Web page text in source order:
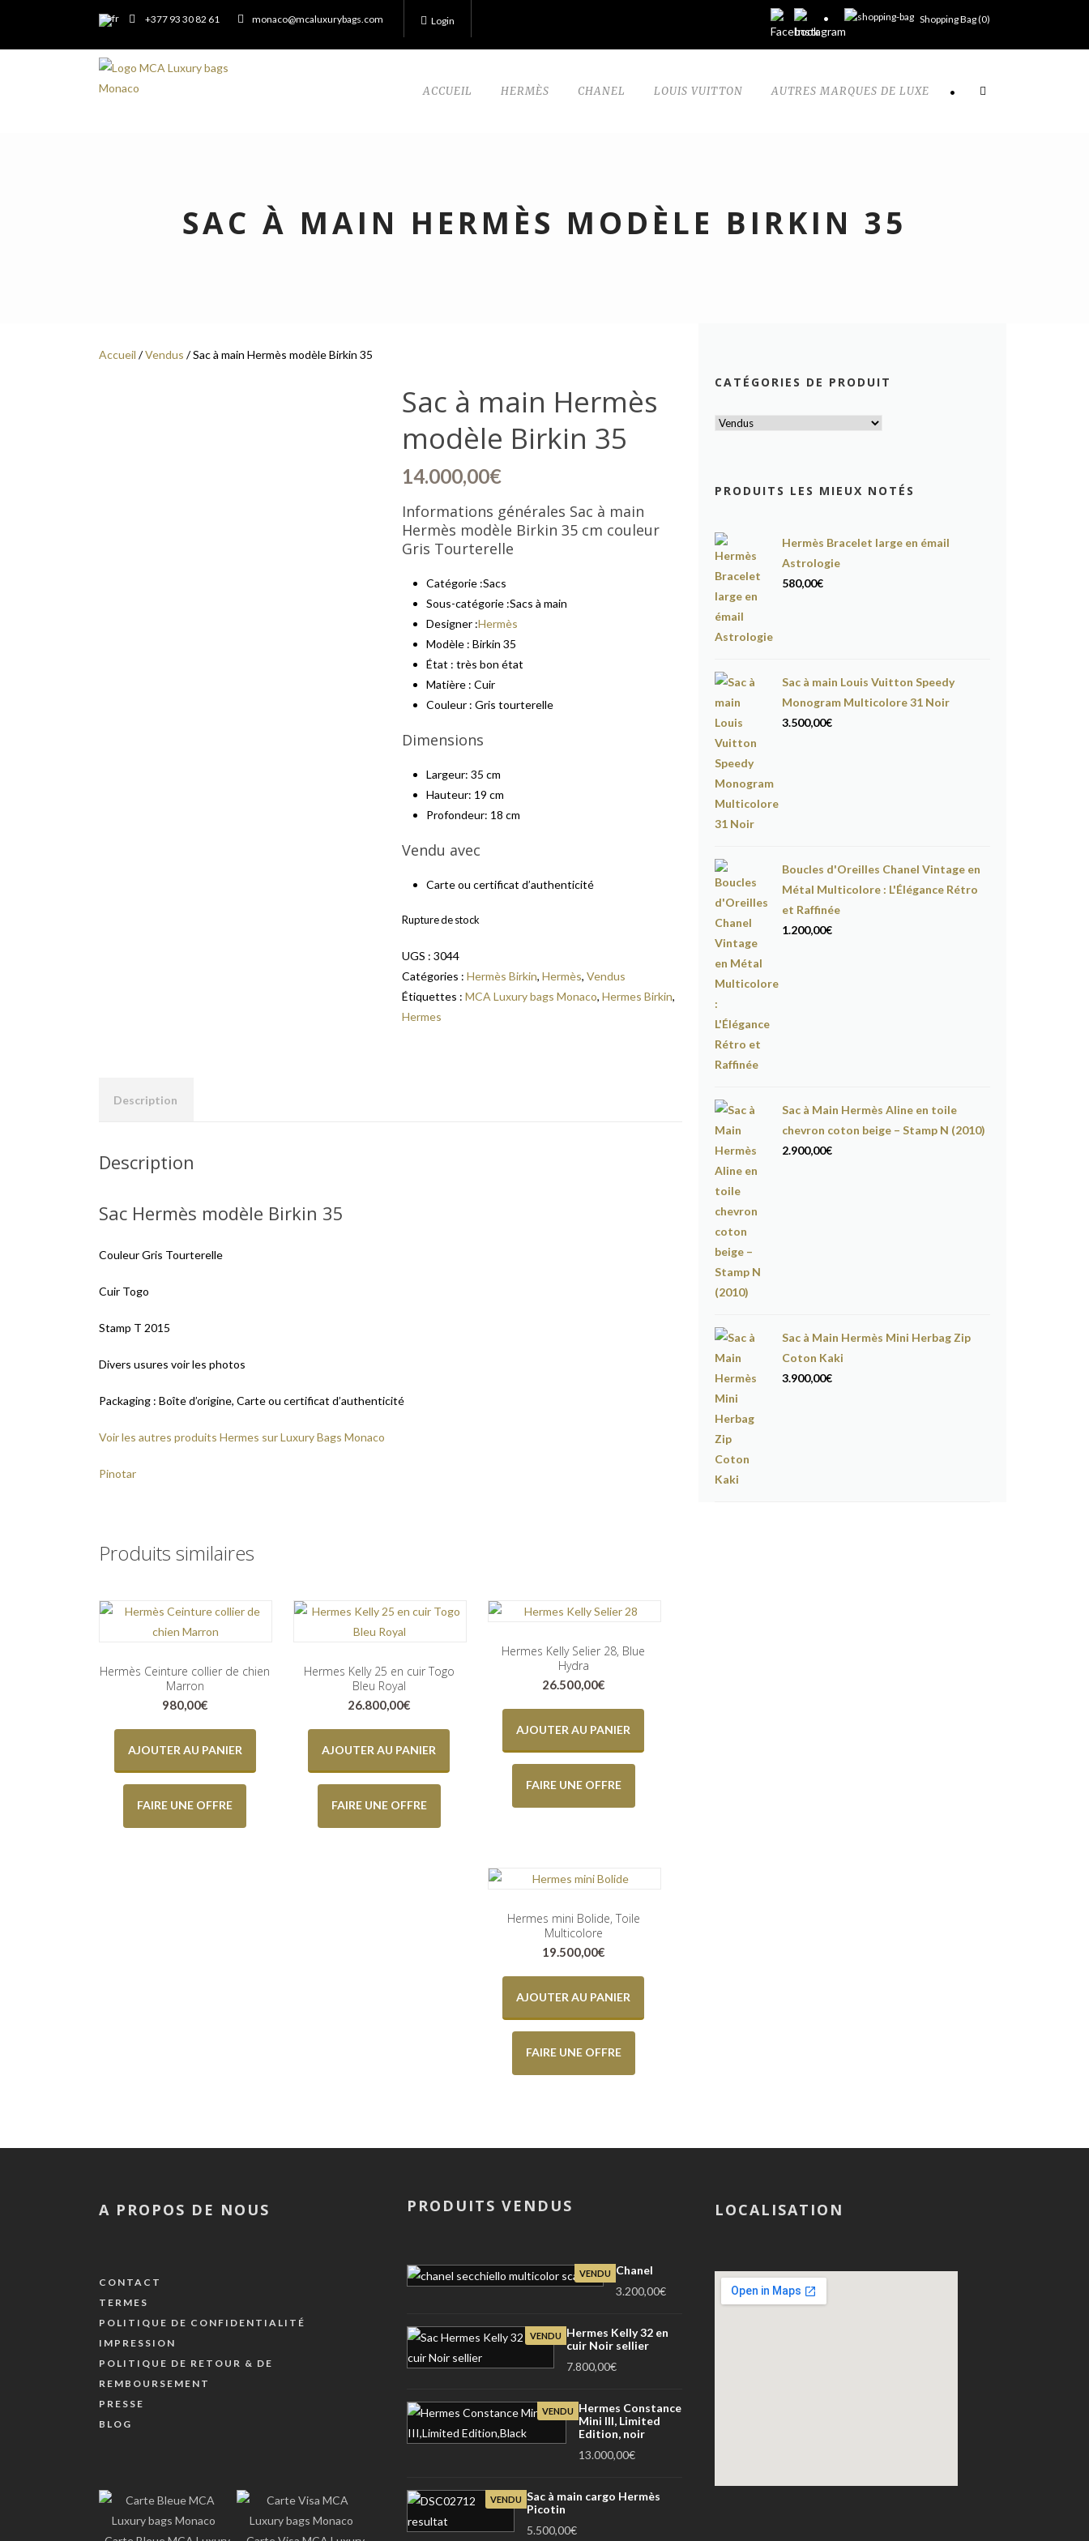
+377 93 30 82 61 monaco@mcaluxurybags.com Login Shopping Bag (0)
ACCUEIL HERMÈS CHANEL LOUIS VUITTON AUTRES MARQUES DE LUXE •
SAC À MAIN HERMÈS MODÈLE BIRKIN 35
Accueil /Vendus / Sac à main Hermès modèle Birkin 35
Sac à main Hermès
modèle Birkin 35
14.000,00€
Informations générales Sac à main
Hermès modèle Birkin 35 cm couleur
Gris Tourterelle
Catégorie :Sacs
Sous-catégorie :Sacs à main
Designer :Hermès
Modèle :Birkin 35
État : très bon état
Matière :Cuir
Couleur : Gris tourterelle
Dimensions
Largeur: 35 cm
Hauteur: 19 cm
Profondeur: 18 cm
Vendu avec
Carte ou certificat d’authenticité
Rupture de stock
UGS :3044
Catégories :Hermès Birkin,Hermès,Vendus
Étiquettes :MCA Luxury bags Monaco,Hermes Birkin,
Hermes
Description
Description
Sac Hermès modèle Birkin 35
Couleur Gris Tourterelle
Cuir Togo
Stamp T 2015
Divers usures voir les photos
Packaging : Boîte d’origine, Carte ou certificat d’authenticité
Voir les autres produits Hermes sur Luxury Bags Monaco
Pinotar
Produits similaires
Hermès Ceinture collier de chien
Marron
980,00€
AJOUTER AU PANIER
FAIRE UNE OFFRE
Hermes Kelly 25 en cuir Togo
Bleu Royal
26.800,00€
AJOUTER AU PANIER
FAIRE UNE OFFRE
Hermes Kelly Selier 28, Blue
Hydra
26.500,00€
AJOUTER AU PANIER
FAIRE UNE OFFRE
Hermes mini Bolide, Toile
Multicolore
19.500,00€
AJOUTER AU PANIER
FAIRE UNE OFFRE
CATÉGORIES DE PRODUIT
PRODUITS LES MIEUX NOTÉS
Hermès Bracelet large en émail
Astrologie
580,00€
Sac à main Louis Vuitton Speedy
Monogram Multicolore 31 Noir
3.500,00€
Boucles d'Oreilles Chanel Vintage en
Métal Multicolore : L'Élégance Rétro
et Raffinée
1.200,00€
Sac à Main Hermès Aline en toile
chevron coton beige – Stamp N (2010)
2.900,00€
Sac à Main Hermès Mini Herbag Zip
Coton Kaki
3.900,00€
A PROPOS DE NOUS
CONTACT
TERMES
POLITIQUE DE CONFIDENTIALITÉ
IMPRESSION
POLITIQUE DE RETOUR & DE
REMBOURSEMENT
PRESSE
BLOG
PRODUITS VENDUS
VENDU
Chanel
3.200,00€
VENDU
Hermes Kelly 32 en
cuir Noir sellier
7.800,00€
VENDU
Hermes Constance
Mini III, Limited
Edition, noir
13.000,00€
VENDU Sac à main cargo Hermès
Picotin
5.500,00€
LOCALISATION